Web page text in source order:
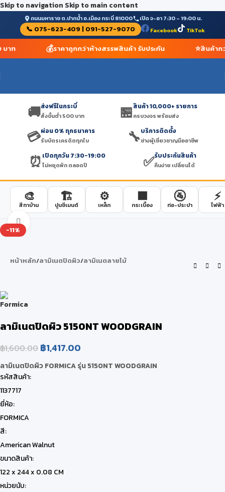
Skip to navigation Skip to main content
ถนนมหาราช ต.ปากน้ำ อ.เมือง กระบี่ 81000 เปิด จ-อา 7:30 – 19:00 น.
📞 075-623-409 | 091-527-9070 Facebook TikTok
บาท 💰ราคาถูกกว่าห้างสรรพสินค้า รับประกัน ⭐สินค้าก
🚚ส่งฟรีในกระบี่
สั่งขั้นต่ำ 500 บาท 🏪สินค้า 10,000+ รายการ
ครบวงจร พร้อมส่ง
💳ผ่อน 0% ทุกธนาคาร
รับบัตรเครดิตทุกใบ 🔧บริการติดตั้ง
ช่างผู้เชี่ยวชาญมืออาชีพ
⏰ เปิดทุกวัน 7:30-19:00
ไม่หยุดพัก ตลอดปี ✅รับประกันสินค้า
คืนง่าย เปลี่ยนได้
🎨
สีทาบ้าน
🏗️
ปูนซีเมนต์
⚙️
เหล็ก
🟫
กระเบื้อง
🚰
ท่อ-ประปา
⚡
ไฟฟ้า
-11%
Click to enlarge
หน้าหลัก/ลามิเนตปิดผิว/ลามิเนตลายไม้
ลามิเนตปิดผิว 5150NT WOODGRAIN
฿1,600.00 ฿1,417.00
ลามิเนตปิดผิว FORMICA รุ่น 5150NT WOODGRAIN
รหัสสินค้า:
1137717
ยี่ห้อ:
FORMICA
สี:
American Walnut
ขนาดสินค้า:
122 x 244 x 0.08 CM
หน่วยนับ: